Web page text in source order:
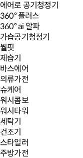
에어로 공기청정기
360° 플러스
360° ai 알파
가습공기청정기
월핏
제습기
바스에어
의류가전
슈케어
워시콤보
워시타워
세탁기
건조기
스타일러
주방가전